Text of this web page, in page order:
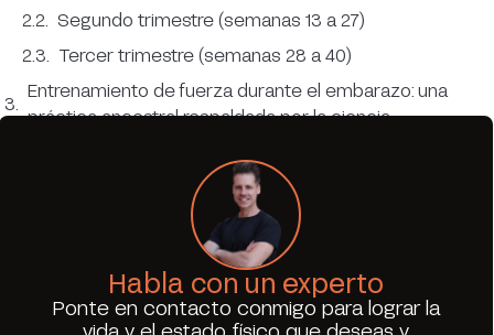
Segundo trimestre (semanas 13 a 27)
Tercer trimestre (semanas 28 a 40)
Entrenamiento de fuerza durante el embarazo: una
práctica ancestral respaldada por la ciencia
Consejos clave para un entrenamiento seguro
Actividades especialmente recomendadas
Ejercicios contraindicados
Preguntas frecuentes (FAQ)
¿Puedo empezar a entrenar si antes no hacía
Habla con un experto
Ponte en contacto conmigo para lograr la
vida y el estado físico que deseas y